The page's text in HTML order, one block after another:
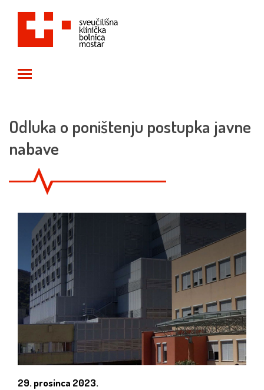
Odluka o poništenju postupka javne
nabave
29. prosinca 2023.